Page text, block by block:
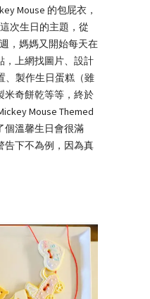
Mouse 的包屁衣，
次生日的主題，從
，媽媽又開始每天在
，上網找圖片、設計
、製作生日蛋糕（雖
米奇餅乾等等，終於
Mouse Themed
個溫馨生日會很滿
告下不為例，因為真